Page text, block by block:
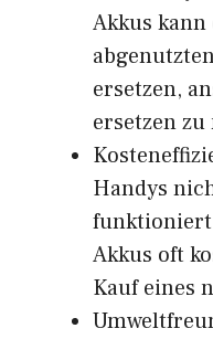
Akkus
ersetzen,
ersetzen zu
Handys
Akkus oft
Kauf eines